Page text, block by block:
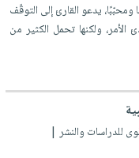
يدعو القارئ إلى التوقّف
الأمر، ولكنها تحمل الكثير من
للدراسات والنشر |